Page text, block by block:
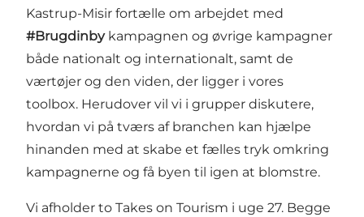
Kastrup-Misir fortælle om arbejdet med
#Brugdinbykampagnen og øvrige kampagner
både nationalt og internationalt, samt de
værtøjer og den viden, der ligger i vores
toolbox. Herudover vil vi i grupper diskutere,
hvordan vi på tværs af branchen kan hjælpe
hinanden med at skabe et fælles tryk omkring
kampagnerne og få byen til igen at blomstre.
Vi afholder to Takes on Tourism i uge 27. Begge